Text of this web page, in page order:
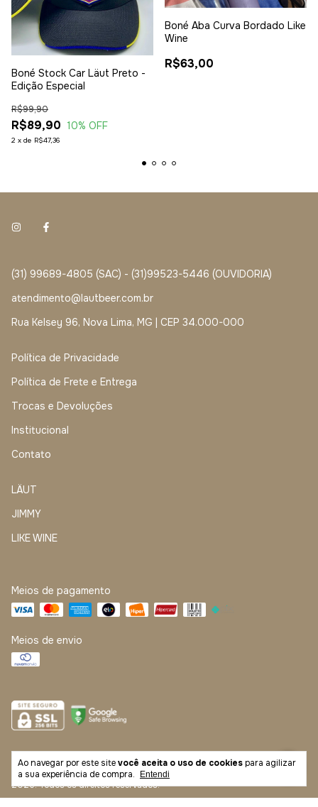
Ao navegar por este sitevocê aceita o uso de cookiespara agilizar
a sua experiência de compra.
Entendi
Boné Stock Car Läut Preto -
Edição Especial
R$89,90
R$99,90
10% OFF
2 x de R$47,36
Boné Aba Curva Bordado Like
Wine
R$63,00
(31) 99689-4805 (SAC) - (31)99523-5446 (OUVIDORIA)
atendimento@lautbeer.com.br
Rua Kelsey 96, Nova Lima, MG | CEP 34.000-000
Política de Privacidade
Política de Frete e Entrega
Trocas e Devoluções
Institucional
Contato
LÄUT
JIMMY
LIKE WINE
Meios de pagamento
Meios de envio
Copyright CIEC Cervejaria Artesanal Ltda. - 26575700000106 -
2026. Todos os direitos reservados.